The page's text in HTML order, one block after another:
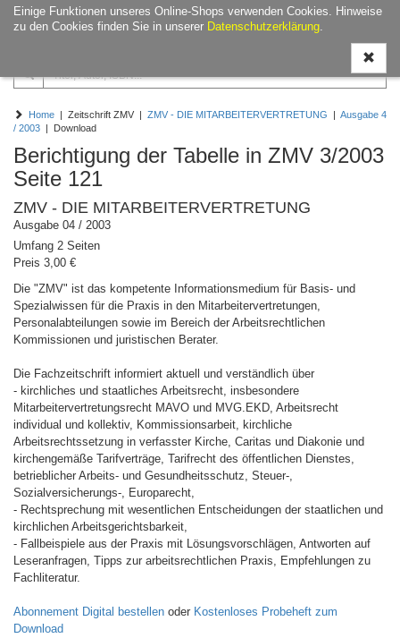
Einige Funktionen unseres Online-Shops verwenden Cookies. Hinweise
zu den Cookies finden Sie in unserer Datenschutzerklärung.
ein-/
Home | Zeitschrift ZMV | ZMV - DIE MITARBEITERVERTRETUNG | Ausgabe 4
/ 2003 | Download
Berichtigung der Tabelle in ZMV 3/2003
Seite 121
ZMV - DIE MITARBEITERVERTRETUNG
Ausgabe 04 / 2003
Umfang 2 Seiten
Preis 3,00 €
Die "ZMV" ist das kompetente Informationsmedium für Basis- und
Spezialwissen für die Praxis in den Mitarbeitervertretungen,
Personalabteilungen sowie im Bereich der Arbeitsrechtlichen
Kommissionen und juristischen Berater.
Die Fachzeitschrift informiert aktuell und verständlich über
- kirchliches und staatliches Arbeitsrecht, insbesondere
Mitarbeitervertretungsrecht MAVO und MVG.EKD, Arbeitsrecht
individual und kollektiv, Kommissionsarbeit, kirchliche
Arbeitsrechtssetzung in verfasster Kirche, Caritas und Diakonie und
kirchengemäße Tarifverträge, Tarifrecht des öffentlichen Dienstes,
betrieblicher Arbeits- und Gesundheitsschutz, Steuer-,
Sozialversicherungs-, Europarecht,
- Rechtsprechung mit wesentlichen Entscheidungen der staatlichen und
kirchlichen Arbeitsgerichtsbarkeit,
- Fallbeispiele aus der Praxis mit Lösungsvorschlägen, Antworten auf
Leseranfragen, Tipps zur arbeitsrechtlichen Praxis, Empfehlungen zu
Fachliteratur.
Abonnement Digital bestellen oder Kostenloses Probeheft zum
Download